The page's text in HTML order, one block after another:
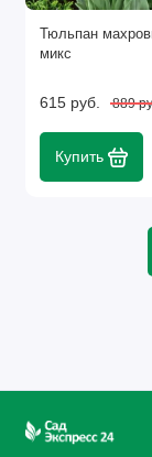
Тюльпан
микс
615 руб. 889
Купить